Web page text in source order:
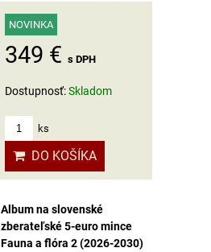
NOVINKA
349 € s DPH
Dostupnosť:Skladom
ks
DO KOŠÍKA
Album na slovenské
zberateľské 5-euro mince
Fauna a flóra 2 (2026-2030)